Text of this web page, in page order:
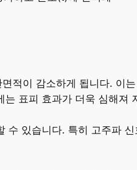
적이 감소하게 됩니다. 이
표피 효과가 더욱 심해져
수 있습니다. 특히 고주파